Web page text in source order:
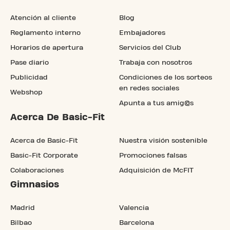
Atención al cliente
Reglamento interno
Horarios de apertura
Pase diario
Publicidad
Webshop
Blog
Embajadores
Servicios del Club
Trabaja con nosotros
Condiciones de los sorteos
en redes sociales
Apunta a tus amig@s
Acerca De Basic-Fit
Acerca de Basic-Fit
Basic-Fit Corporate
Colaboraciones
Nuestra visión sostenible
Promociones falsas
Adquisición de McFIT
Gimnasios
Madrid
Bilbao
Valencia
Barcelona